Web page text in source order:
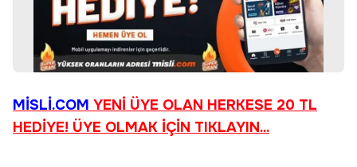
MİSLİ.COM YENİ ÜYE OLAN HERKESE 20 TL
HEDİYE! ÜYE OLMAK İÇİN TIKLAYIN...